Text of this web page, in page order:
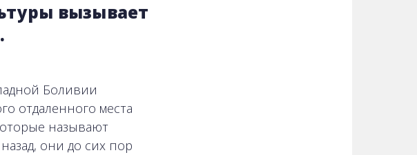
вызывает
Боливии
отдаленного места
называют
они до сих пор